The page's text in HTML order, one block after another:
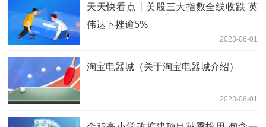
天天快看点丨美股三大指数全线收跌 英
伟达下挫逾5%
2023-06-01
淘宝电器城（关于淘宝电器城介绍）
2023-06-01